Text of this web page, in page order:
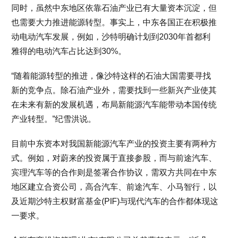
同时，虽然中东地区依靠石油产业已有大量资本沉淀，但
也需要大力推进能源转型。事实上，中东各国正在积极推
动电动汽车发展，例如，沙特明确计划到2030年首都利
雅得的电动汽车占比达到30%。
“随着能源转型的推进，像沙特这样的石油大国需要寻找
新的竞争点。除石油产业外，需要找到一些新兴产业使其
在未来有新的发展机遇，布局新能源汽车能带动本国传统
产业转型。”纪雪洪说。
目前中东资本对我国新能源汽车产业的投资主要有两种方
式。例如，对蔚来的投资属于直接参股，而与前途汽车、
宾理汽车等的合作则是签署合作协议，需双方共同在中东
地区建立合资公司，高合汽车、前途汽车、小马智行，以
及近期沙特主权财富基金(PIF)与现代汽车的合作都体现这
一要求。